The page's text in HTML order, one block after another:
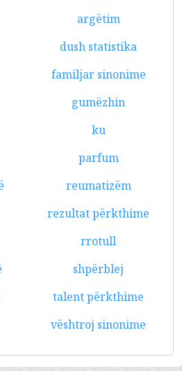
argëtim
dush statistika
familjar sinonime
gumëzhin
ku
parfum
reumatizëm
rezultat përkthime
rrotull
shpërblej
talent përkthime
vështroj sinonime